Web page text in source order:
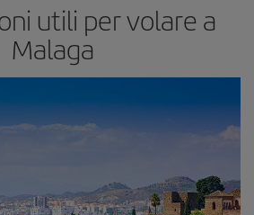
utili per volare a
Malaga